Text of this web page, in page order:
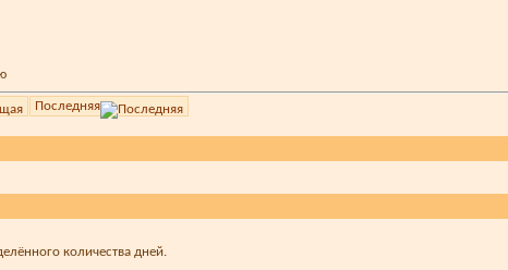
Последняя
количества дней.